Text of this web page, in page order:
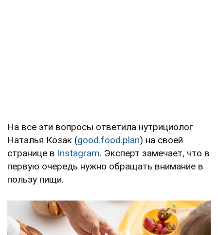
На все эти вопросы ответила нутрициолог
Наталья Козак (good.food.plan) на своей
странице в Instagram. Эксперт замечает, что в
первую очередь нужно обращать внимание в
пользу пищи.